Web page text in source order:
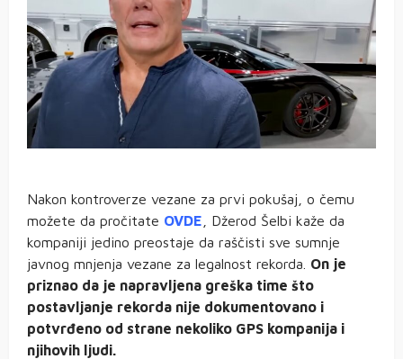
Nakon kontroverze vezane za prvi pokušaj, o čemu
možete da pročitate OVDE , Džerod Šelbi kaže da
kompaniji jedino preostaje da raščisti sve sumnje
javnog mnjenja vezane za legalnost rekorda. On je
priznao da je napravljena greška time što
postavljanje rekorda nije dokumentovano i
potvrđeno od strane nekoliko GPS kompanija i
njihovih ljudi.